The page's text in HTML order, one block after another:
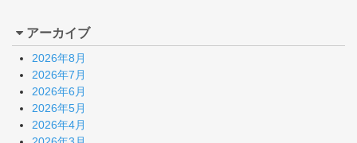
アーカイブ
2026年8月
2026年7月
2026年6月
2026年5月
2026年4月